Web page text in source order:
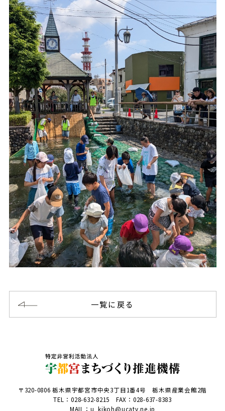
一覧に戻る
〒320-0806 栃木県宇都宮市中央3丁目1番4号 栃木県産業会館2階
TEL：028-632-8215 FAX：028-637-8383
MAIL：u_kikoh@ucatv.ne.jp